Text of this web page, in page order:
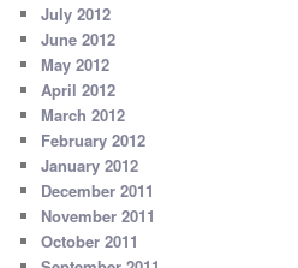
July 2012
June 2012
May 2012
April 2012
March 2012
February 2012
January 2012
December 2011
November 2011
October 2011